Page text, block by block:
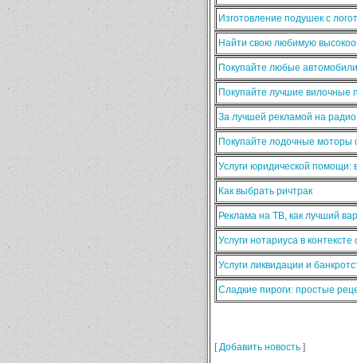
Изготовление подушек с
Найти свою любимую
Покупайте любые
Покупайте лучшие вилочные
За лучшей рекламой на
Покупайте лодочные моторы
Услуги юридической
Как выбрать ричтрак
Реклама на ТВ, как лучший
Услуги нотариуса в
Услуги ликвидации и
Сладкие пироги: простые
[Добавить новость ]